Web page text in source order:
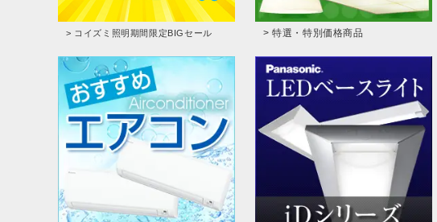
> コイズミ照明期間限定BIGセール > 特選・特別価格商品